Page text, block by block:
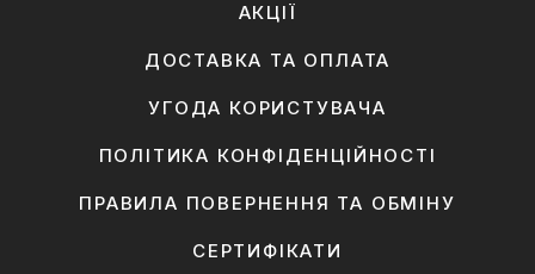
АКЦІЇ
ДОСТАВКА ТА ОПЛАТА
УГОДА КОРИСТУВАЧА
ПОЛІТИКА КОНФІДЕНЦІЙНОСТІ
ПРАВИЛА ПОВЕРНЕННЯ ТА ОБМІНУ
СЕРТИФІКАТИ